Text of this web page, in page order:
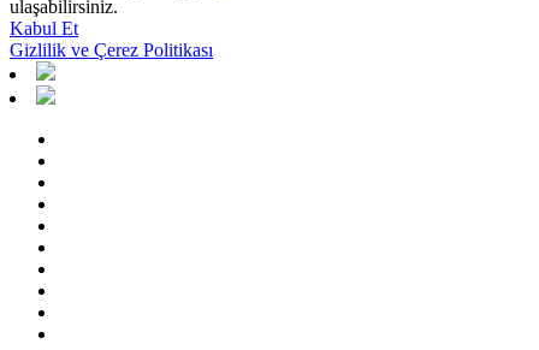
ulaşabilirsiniz.
Kabul Et
Gizlilik ve Çerez Politikası